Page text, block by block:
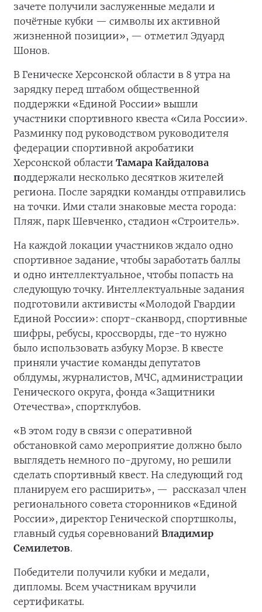
зачете получили заслуженные медали и
почётные кубки — символы их активной
жизненной позиции», — отметил Эдуард
Шонов.
В Геническе Херсонской области в 8 утра на
зарядку перед штабом общественной
поддержки «Единой России» вышли
участники спортивного квеста «Сила России».
Разминку под руководством руководителя
федерации спортивной акробатики
Херсонской области Тамара Кайдалова
поддержали несколько десятков жителей
региона. После зарядки команды отправились
на точки. Ими стали знаковые места города:
Пляж, парк Шевченко, стадион «Строитель».
На каждой локации участников ждало одно
спортивное задание, чтобы заработать баллы
и одно интеллектуальное, чтобы попасть на
следующую точку. Интеллектуальные задания
подготовили активисты «Молодой Гвардии
Единой России»: спорт-сканворд, спортивные
шифры, ребусы, кроссворды, где-то нужно
было использовать азбуку Морзе. В квесте
приняли участие команды депутатов
облдумы, журналистов, МЧС, администрации
Генического округа, фонда «Защитники
Отечества», спортклубов.
«В этом году в связи с оперативной
обстановкой само мероприятие должно было
выглядеть немного по-другому, но решили
сделать спортивный квест. На следующий год
планируем его расширить», — рассказал член
регионального совета сторонников «Единой
России», директор Генической спортшколы,
главный судья соревнований Владимир
Семилетов.
Победители получили кубки и медали,
дипломы. Всем участникам вручили
сертификаты.